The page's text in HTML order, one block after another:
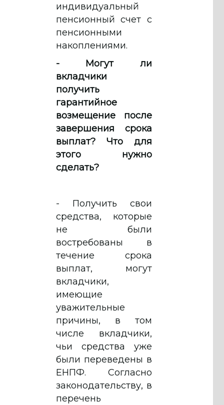
индивидуальный
пенсионный счет с
пенсионными
накоплениями.
- Могут ли
вкладчики
получить
гарантийное
возмещение после
завершения срока
выплат? Что для
этого нужно
сделать?
- Получить свои
средства, которые
не были
востребованы в
течение срока
выплат, могут
вкладчики,
имеющие
уважительные
причины, в том
числе вкладчики,
чьи средства уже
были переведены в
ЕНПФ. Согласно
законодательству, в
перечень